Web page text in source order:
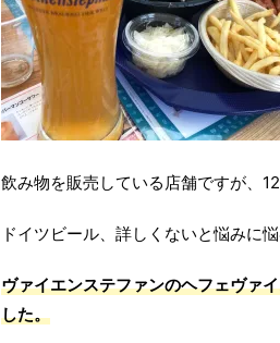
飲み物を販売している店舗ですが、
ドイツビール、詳しくないと悩みに
ヴァイエンステファンのヘフェヴァ
した。